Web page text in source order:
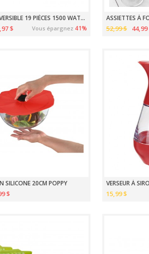
RACLETTE RÉVERSIBLE 19 PIÈCES 1500 WATTS FIESTA
$ Vous épargnez 41% 52,99 $ 44,99
SILICONE 20CM POPPY
$
VERSEUR À
15,99 $